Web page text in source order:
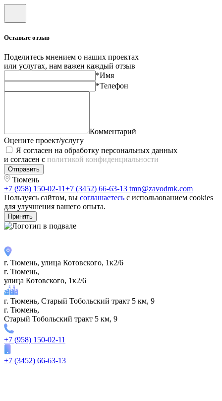
Оставьте отзыв
Поделитесь мнением о наших проектах
или услугах, нам важен каждый отзыв
*Имя
*Телефон
Комментарий
Оцените проект/услугу
Я согласен на обработку персональных данных
и согласен с политикой конфиденциальности
Отправить
Тюмень
+7 (958) 150-02-11+7 (3452) 66-63-13 tmn@zavodmk.com
Пользуясь сайтом, вы соглашаетесь с использованием cookies
для улучшения вашего опыта.
Принять
г. Тюмень, улица Котовского, 1к2/6
г. Тюмень,
улица Котовского, 1к2/6
г. Тюмень, Старый Тобольский тракт 5 км, 9
г. Тюмень,
Старый Тобольский тракт 5 км, 9
+7 (958) 150-02-11
+7 (3452) 66-63-13